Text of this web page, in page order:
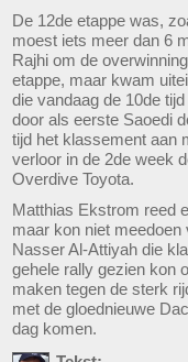
De 12de etappe was,
moest iets meer dan 6
Rajhi om de
etappe, maar kwam
die vandaag de 10de
door als eerste Saoedi
tijd het klassement aan
verloor in de 2de week
Overdive Toyota.
Matthias Ekstrom reed
maar kon niet
Nasser Al-Attiyah die
gehele rally gezien kon
maken tegen de sterk
met de gloednieuwe
dag komen.